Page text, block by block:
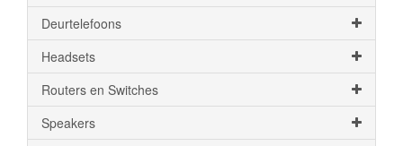
Deurtelefoons
Headsets
Routers en Switches
Speakers